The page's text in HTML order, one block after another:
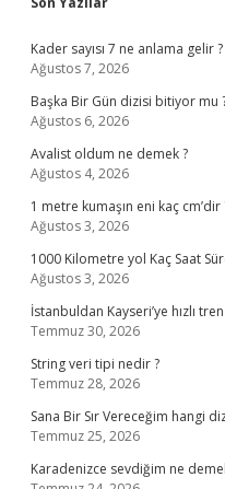
Sidebar
Kader sayısı 7 ne anlama gelir ?
Ağustos 7, 2026
Başka Bir Gün dizisi bitiyor mu
Ağustos 6, 2026
Avalist oldum ne demek ?
Ağustos 4, 2026
1 metre kumaşın eni kaç cm’dir
Ağustos 3, 2026
1000 Kilometre yol Kaç Saat
Ağustos 3, 2026
İstanbuldan Kayseri’ye hızlı
Temmuz 30, 2026
String veri tipi nedir ?
Temmuz 28, 2026
Sana Bir Sır Vereceğim hangi
Temmuz 25, 2026
Karadenizce sevdiğim ne